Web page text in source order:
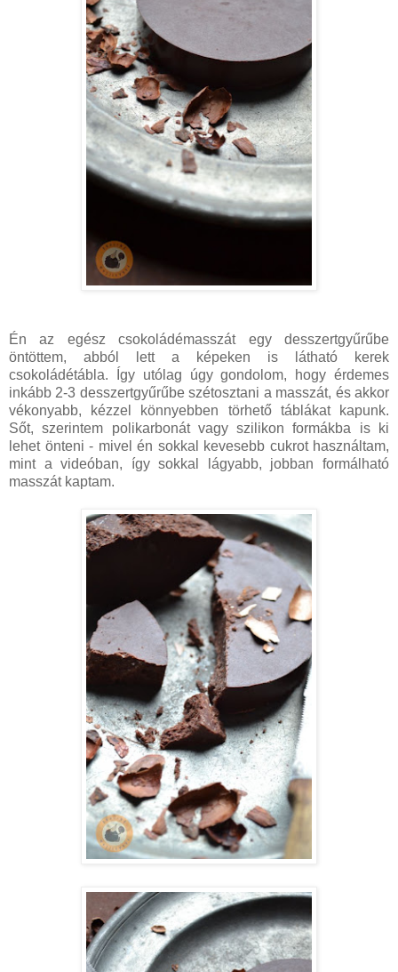
Én az egész csokoládémasszát egy desszertgyűrűbe
öntöttem, abból lett a képeken is látható kerek
csokoládétábla. Így utólag úgy gondolom, hogy érdemes
inkább 2-3 desszertgyűrűbe szétosztani a masszát, és akkor
vékonyabb, kézzel könnyebben törhető táblákat kapunk.
Sőt, szerintem polikarbonát vagy szilikon formákba is ki
lehet önteni - mivel én sokkal kevesebb cukrot használtam,
mint a videóban, így sokkal lágyabb, jobban formálható
masszát kaptam.